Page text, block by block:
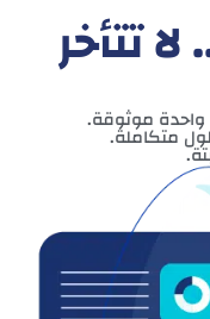
تتأخر
واحدة موثوقة.
متكاملة.